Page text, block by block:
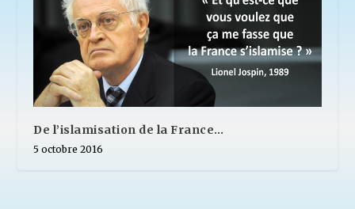
De l’islamisation de la France…
5 octobre 2016